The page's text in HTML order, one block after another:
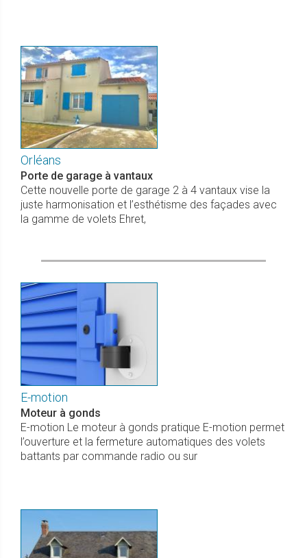
Orléans
Porte de garage à vantaux
Cette nouvelle porte de garage 2 à 4 vantaux vise la
juste harmonisation et l’esthétisme des façades avec
la gamme de volets Ehret,
E-motion
Moteur à gonds
E-motion Le moteur à gonds pratique E-motion permet
l’ouverture et la fermeture automatiques des volets
battants par commande radio ou sur